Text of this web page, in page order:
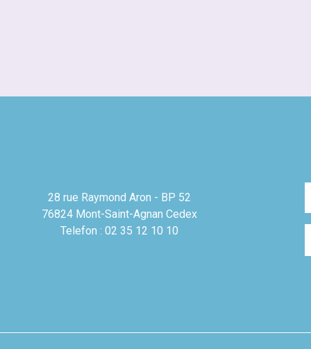
28 rue Raymond Aron - BP 52
76824 Mont-Saint-Agnan Cedex
Telefon : 02 35 12 10 10